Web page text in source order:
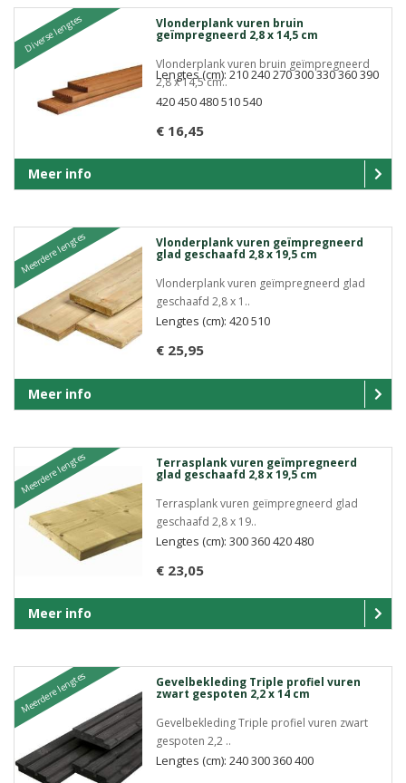
Diverse lengtes Vlonderplank vuren bruin
geïmpregneerd 2,8 x 14,5 cm
Vlonderplank vuren bruin geïmpregneerd
2,8 x 14,5 cm..
€ 16,45
Lengtes (cm): 210 240 270 300 330 360 390
420 450 480 510 540
Meer info
Meerdere lengtes Vlonderplank vuren geïmpregneerd
glad geschaafd 2,8 x 19,5 cm
Vlonderplank vuren geïmpregneerd glad
geschaafd 2,8 x 1..
€ 25,95
Lengtes (cm): 420 510
Meer info
Meerdere lengtes Terrasplank vuren geïmpregneerd
glad geschaafd 2,8 x 19,5 cm
Terrasplank vuren geïmpregneerd glad
geschaafd 2,8 x 19..
€ 23,05
Lengtes (cm): 300 360 420 480
Meer info
Meerdere lengtes Gevelbekleding Triple profiel vuren
zwart gespoten 2,2 x 14 cm
Gevelbekleding Triple profiel vuren zwart
gespoten 2,2 ..
Lengtes (cm): 240 300 360 400